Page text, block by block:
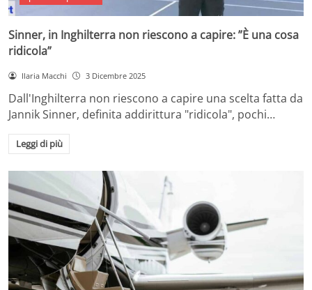
Sinner, in Inghilterra non riescono a capire: ”È una cosa
ridicola”
Ilaria Macchi 3 Dicembre 2025
Dall'Inghilterra non riescono a capire una scelta fatta da
Jannik Sinner, definita addirittura "ridicola", pochi…
Leggi di più